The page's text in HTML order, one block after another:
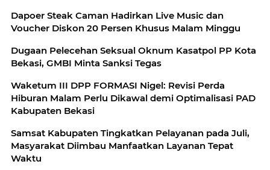
Dapoer Steak Caman Hadirkan Live Music dan
Voucher Diskon 20 Persen Khusus Malam Minggu
Dugaan Pelecehan Seksual Oknum Kasatpol PP Kota
Bekasi, GMBI Minta Sanksi Tegas
Waketum III DPP FORMASI Nigel: Revisi Perda
Hiburan Malam Perlu Dikawal demi Optimalisasi PAD
Kabupaten Bekasi
Samsat Kabupaten Tingkatkan Pelayanan pada Juli,
Masyarakat Diimbau Manfaatkan Layanan Tepat
Waktu